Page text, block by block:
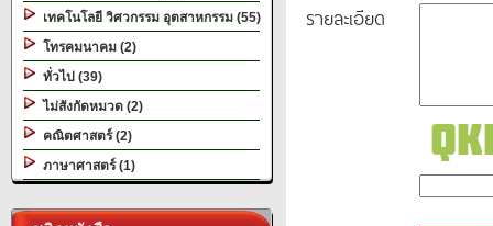
เทคโนโลยี วิศวกรรม อุตสาหกรรม (55)
โทรคมนาคม (2)
ทั่วไป (39)
ไม่สังกัดหมวด (2)
คณิตศาสตร์ (2)
ภาษาศาสตร์ (1)
รายละเอียด